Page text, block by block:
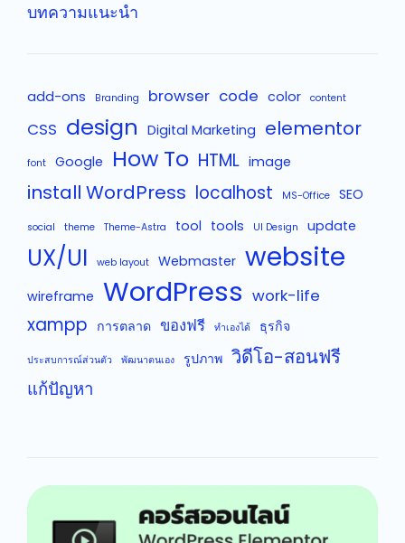
บทความแนะนำ
add-ons Branding browser code color content
CSS design Digital Marketing elementor
font Google How To HTML image
install WordPress localhost MS-Office SEO
social theme Theme-Astra tool tools UI Design update
UX/UI web layout Webmaster website
wireframe WordPress work-life
xampp การตลาด ของฟรี ทำเองได้ ธุรกิจ
ประสบการณ์ส่วนตัว พัฒนาตนเอง รูปภาพ วิดีโอ-สอนฟรี
แก้ปัญหา